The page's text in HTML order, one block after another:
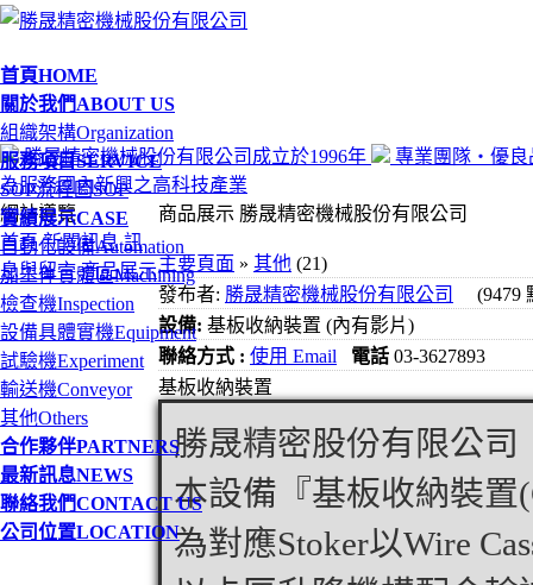
首頁HOME
關於我們ABOUT US
組織架構Organization
服務項目SERVICE
SOP流程圖SOP
實績展示CASE
自動化設備Automation
加工件實體區Machining
檢查機Inspection
設備具體實機Equipment
試驗機Experiment
輸送機Conveyor
其他Others
合作夥伴PARTNERS
最新訊息NEWS
聯絡我們CONTACT US
公司位置LOCATION
勝晟精密機械股份有限公司成立於1996年
專業團隊‧優
為服務國內新興之高科技產業
網站導覽
首頁 新聞訊息 訊
息與留言 商品展示
商品展示 勝晟精密機械股份有限公司
主要頁面 » 其他 (21)
發布者: 勝晟精密機械股份有限公司
(9479
設備: 基板收納裝置 (內有影片)
聯絡方式 : 使用 Email 電話 03-3627893
基板收納裝置
勝晟精密股份有限公司
本設備『基板收納裝置
為對應Stoker以Wire